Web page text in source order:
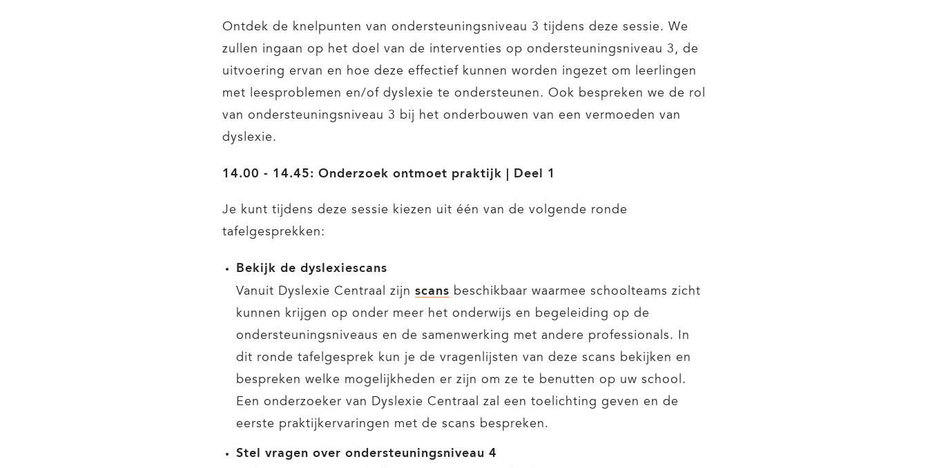
Ontdek de knelpunten van ondersteuningsniveau 3 tijdens deze sessie. We
zullen ingaan op het doel van de interventies op ondersteuningsniveau 3, de
uitvoering ervan en hoe deze effectief kunnen worden ingezet om leerlingen
met leesproblemen en/of dyslexie te ondersteunen. Ook bespreken we de rol
van ondersteuningsniveau 3 bij het onderbouwen van een vermoeden van
dyslexie.
14.00 - 14.45: Onderzoek ontmoet praktijk | Deel 1
Je kunt tijdens deze sessie kiezen uit één van de volgende ronde
tafelgesprekken:
Bekijk de dyslexiescans
Vanuit Dyslexie Centraal zijn scans beschikbaar waarmee schoolteams zicht
kunnen krijgen op onder meer het onderwijs en begeleiding op de
ondersteuningsniveaus en de samenwerking met andere professionals. In
dit ronde tafelgesprek kun je de vragenlijsten van deze scans bekijken en
bespreken welke mogelijkheden er zijn om ze te benutten op uw school.
Een onderzoeker van Dyslexie Centraal zal een toelichting geven en de
eerste praktijkervaringen met de scans bespreken.
Stel vragen over ondersteuningsniveau 4